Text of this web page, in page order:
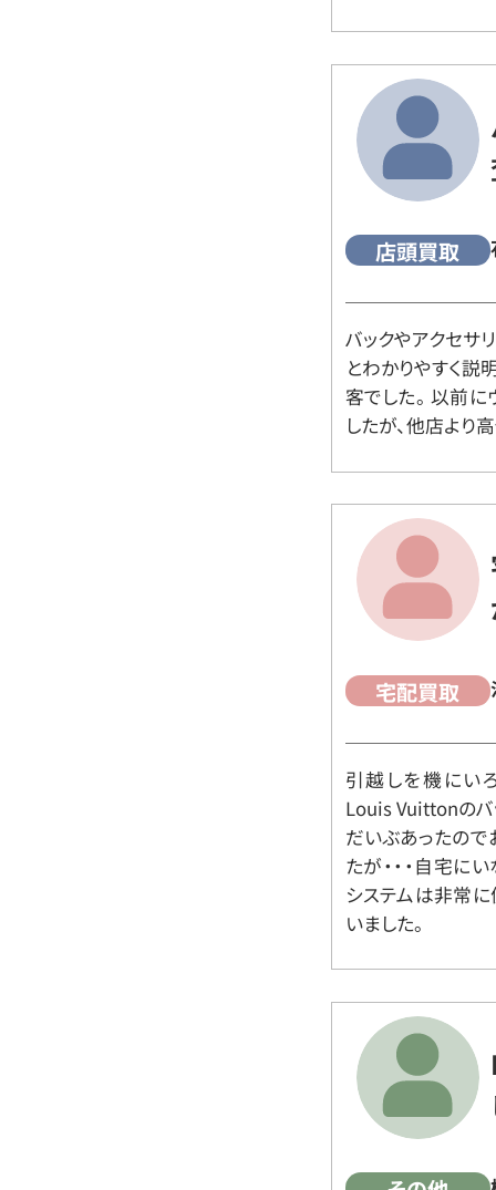
店頭買取
バックやアクセサ
とわかりやすく説
客でした。 以前
したが、他店より
宅配買取
引越しを機にい
Louis Vuittonのバ
だいぶあったので
たが・・・自宅に
システムは非常に
いました。